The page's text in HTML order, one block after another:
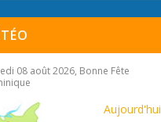
08 août 2026, Bonne Fête
Aujourd'hui